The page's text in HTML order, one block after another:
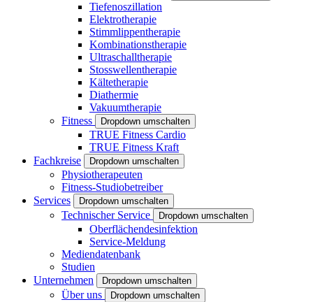
Tiefenoszillation
Elektrotherapie
Stimmlippentherapie
Kombinationstherapie
Ultraschalltherapie
Stosswellentherapie
Kältetherapie
Diathermie
Vakuumtherapie
Fitness
Dropdown umschalten
TRUE Fitness Cardio
TRUE Fitness Kraft
Fachkreise
Dropdown umschalten
Physiotherapeuten
Fitness-Studiobetreiber
Services
Dropdown umschalten
Technischer Service Dropdown umschalten
Oberflächendesinfektion
Service-Meldung
Mediendatenbank
Studien
Unternehmen
Dropdown umschalten
Über uns Dropdown umschalten